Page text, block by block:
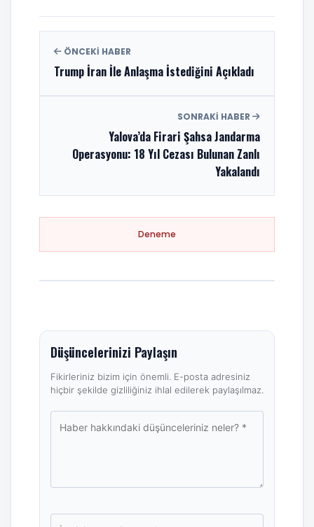
ÖNCEKI HABER
Trump İran İle Anlaşma İstediğini Açıkladı
SONRAKI HABER
Yalova’da Firari Şahsa Jandarma
Operasyonu: 18 Yıl Cezası Bulunan Zanlı
Yakalandı
Deneme
Düşüncelerinizi Paylaşın
Fikirleriniz bizim için önemli. E-posta adresiniz
hiçbir şekilde gizliliğiniz ihlal edilerek paylaşılmaz.